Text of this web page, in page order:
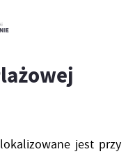
jest przy